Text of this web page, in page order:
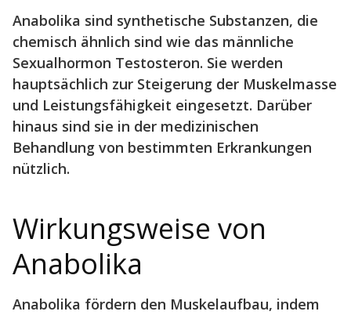
Anabolika sind synthetische Substanzen, die
chemisch ähnlich sind wie das männliche
Sexualhormon Testosteron. Sie werden
hauptsächlich zur Steigerung der Muskelmasse
und Leistungsfähigkeit eingesetzt. Darüber
hinaus sind sie in der medizinischen
Behandlung von bestimmten Erkrankungen
nützlich.
Wirkungsweise von
Anabolika
Anabolika fördern den Muskelaufbau, indem